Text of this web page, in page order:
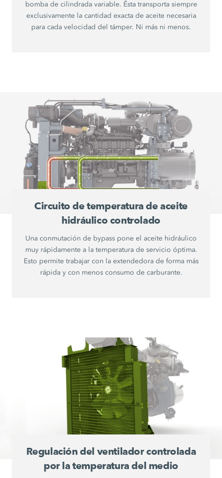
bomba de cilindrada variable. Ésta transporta siempre
exclusivamente la cantidad exacta de aceite necesaria
para cada velocidad del támper. Ni más ni menos.
Circuito de temperatura de aceite
hidráulico controlado
Una conmutación de bypass pone el aceite hidráulico
muy rápidamente a la temperatura de servicio óptima.
Esto permite trabajar con la extendedora de forma más
rápida y con menos consumo de carburante.
Regulación del ventilador controlada
por la temperatura del medio